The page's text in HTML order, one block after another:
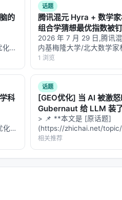
Prediction in Last Mile
using Large Language
using
索/推荐系统交叉地带。从系
调用的职责边界」这一核心
呈现；而 LLM 时代的新增变量
的
版
解
话题
腾讯混元 Hyra + 数学
组合学猜想最优指数被
2026 年 7 月 29 日,腾讯
内基梅隆大学/北大数学家
组合学里悬了 57 年的一
的和集 $|A+A|$ 与差集
1 浏览
科
版
解
话题
[GEO优化] 当 AI 被激怒
Gubernaut 给 LLM 装
> 📌 **本文是 [原话题]
(https://zhichai.net/topic/
本**——标题改为问题驱动
FAQ，便于 AI 引擎引用
析「…
相关推荐